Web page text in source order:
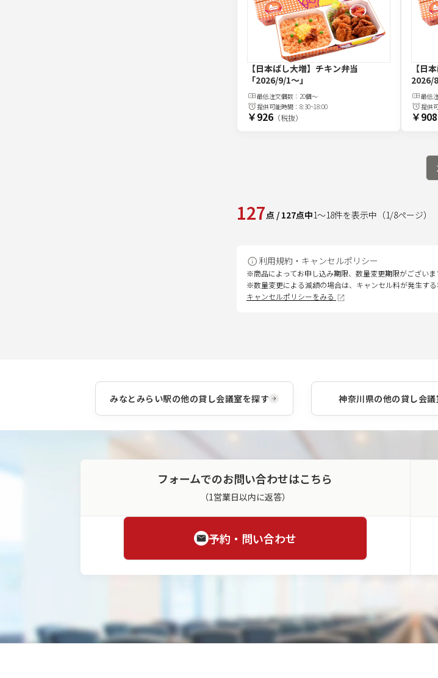
【日本ばし大増】チキン弁当
「2026/9/1～」
最低注文個数： 20個～
提供可能時間： 8:30~18:00
￥926 （税抜）
【日
2026/
最低
提供
￥908
127点 / 127点中1～18件を表示中 （1/8ページ）
利用規約・キャンセルポリシー
※商品によってお申し込み期限、数量変更期限がござい
※数量変更による減額の場合は、キャンセル料が発生す
キャンセルポリシーをみる
みなとみらい駅の他の貸し会議室を探す 神奈川県の他の貸し会
フォームでのお問い合わせはこちら
（1営業日以内に返答）
予約・問い合わせ